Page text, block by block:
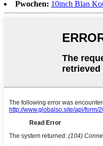
Pwochen: 10inch Blan